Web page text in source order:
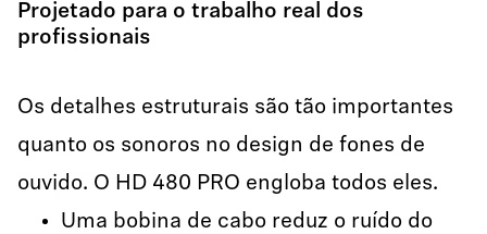
Projetado para o trabalho real dos
profissionais
Os detalhes estruturais são tão importantes
quanto os sonoros no design de fones de
ouvido. O HD 480 PRO engloba todos eles.
Uma bobina de cabo reduz o ruído do